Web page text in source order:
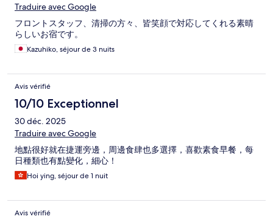
Traduire avec Google
フロントスタッフ、清掃の方々、皆笑顔で対応してくれる素晴
らしいお宿です。
Kazuhiko, séjour de 3 nuits
Avis vérifié
10/10 Exceptionnel
30 déc. 2025
Traduire avec Google
地點很好就在捷運旁邊，周邊食肆也多選擇，喜歡素食早餐，每
日種類也有點變化，細心！
Hoi ying, séjour de 1 nuit
Avis vérifié